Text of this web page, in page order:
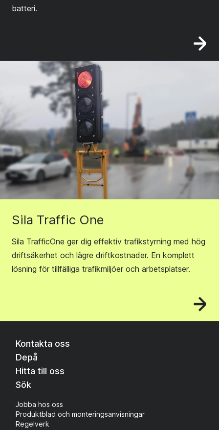
batteri.
Sila Traffic One
Sila TrafficOne ger dig effektiv trafikstyrning med hög
driftsäkerhet och lägre driftkostnader. En komplett
lösning för tillfälliga trafikmiljöer och arbetsplatser.
Kontakta oss
Depå
Hitta till oss
Sök
Jobba hos oss
Produktblad och monteringsanvisningar
Regelverk